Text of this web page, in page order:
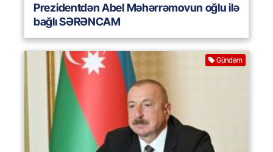
Prezidentdən Abel Məhərrəmovun oğlu ilə
bağlı SƏRƏNCAM
Gündəm